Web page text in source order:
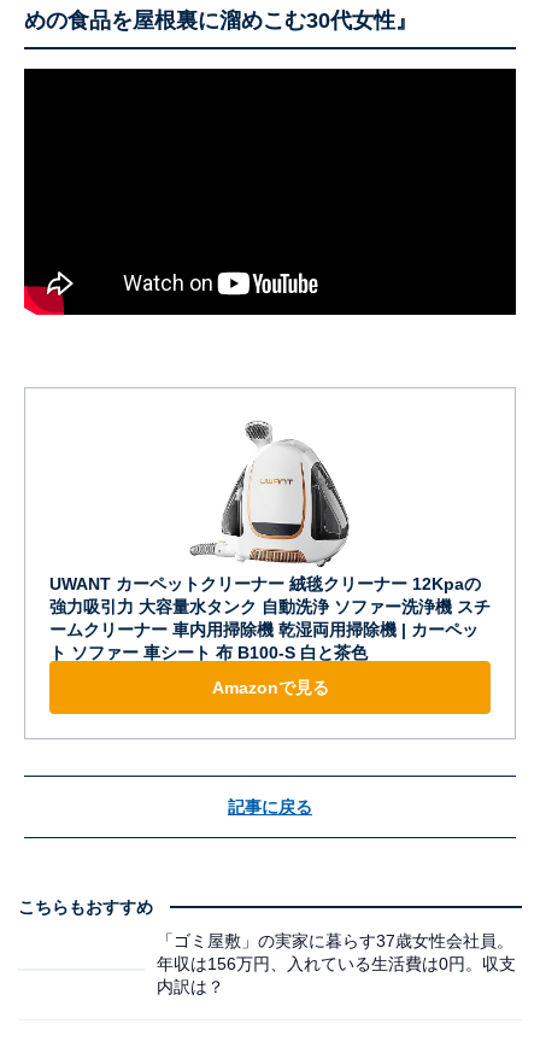
めの食品を屋根裏に溜めこむ30代女性』
UWANT カーペットクリーナー 絨毯クリーナー 12Kpaの
強力吸引力 大容量水タンク 自動洗浄 ソファー洗浄機 スチ
ームクリーナー 車内用掃除機 乾湿両用掃除機 | カーペッ
ト ソファー 車シート 布 B100-S 白と茶色
Amazonで見る
記事に戻る
こちらもおすすめ
「ゴミ屋敷」の実家に暮らす37歳女性会社員。
年収は156万円、入れている生活費は0円。収支
内訳は？